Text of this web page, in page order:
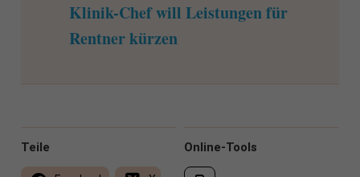
Klinik-Chef will Leistungen für
Rentner kürzen
Online-Tools
Teile